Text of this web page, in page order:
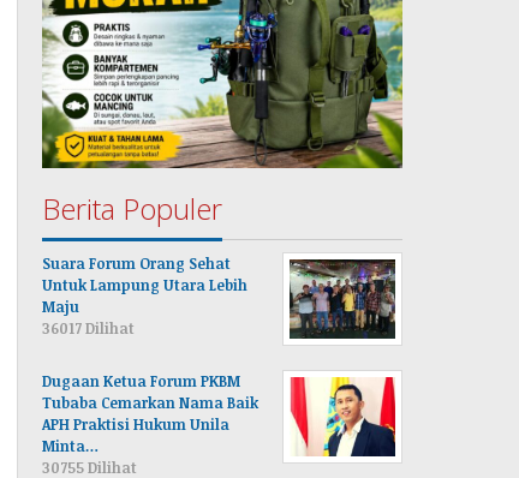
Berita Populer
Suara Forum Orang Sehat
Untuk Lampung Utara Lebih
Maju
36017 Dilihat
Dugaan Ketua Forum PKBM
Tubaba Cemarkan Nama Baik
APH Praktisi Hukum Unila
Minta…
30755 Dilihat